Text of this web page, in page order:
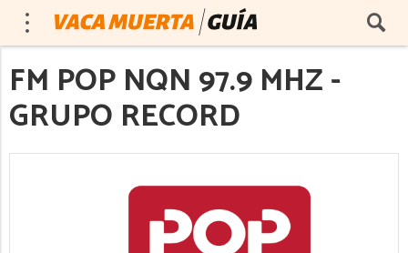
FM POP NQN 97.9 MHZ -
GRUPO RECORD